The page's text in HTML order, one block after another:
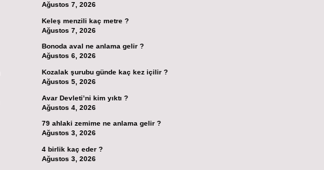
Ağustos 7, 2026
Keleş menzili kaç metre ?
Ağustos 7, 2026
Bonoda aval ne anlama gelir ?
Ağustos 6, 2026
Kozalak şurubu günde kaç kez içilir ?
Ağustos 5, 2026
Avar Devleti’ni kim yıktı ?
Ağustos 4, 2026
79 ahlaki zemime ne anlama gelir ?
Ağustos 3, 2026
4 birlik kaç eder ?
Ağustos 3, 2026